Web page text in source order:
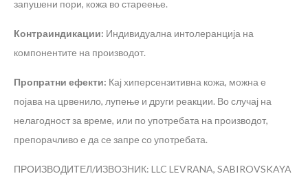
запушени пори, кожа во стареење.
Контраиндикации: Индивидуална интолеранција на
компонентите на производот.
Пропратни ефекти: Кај хиперсензитивна кожа, можна е
појава на црвенило, лупење и други реакции. Во случај на
нелагодност за време, или по употребата на производот,
препорачливо е да се запре со употребата.
ПРОИЗВОДИТЕЛ/ИЗВОЗНИК: LLC LEVRANA, SABIROVSKAYA